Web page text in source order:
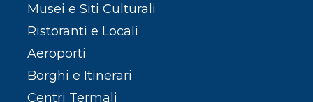
Musei e Siti Culturali
Ristoranti e Locali
Aeroporti
Borghi e Itinerari
Centri Termali